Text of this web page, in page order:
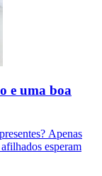
e uma boa
Apenas
esperam